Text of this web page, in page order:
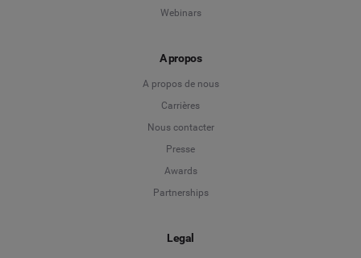
Webinars
A propos
A propos de nous
Carrières
Nous contacter
Presse
Awards
Partnerships
Legal